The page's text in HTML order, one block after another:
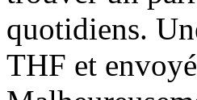
quotidiens.
THF et